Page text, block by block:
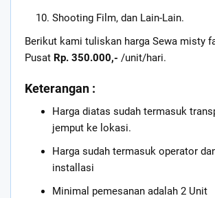
Shooting Film, dan Lain-Lain.
Berikut kami tuliskan harga Sewa misty
Pusat Rp. 350.000,- /unit/hari.
Keterangan :
Harga diatas sudah termasuk
jemput ke lokasi.
Harga sudah termasuk operator
installasi
Minimal pemesanan adalah 2 Unit